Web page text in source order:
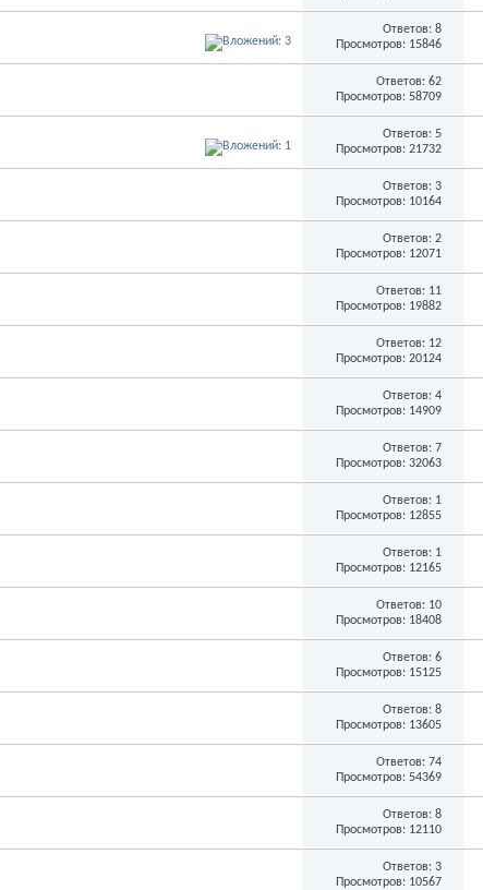
Ответов: 8
Просмотров: 15846
Ответов: 62
Просмотров: 58709
Ответов: 5
Просмотров: 21732
Ответов: 3
Просмотров: 10164
Ответов: 2
Просмотров: 12071
Ответов: 11
Просмотров: 19882
Ответов: 12
Просмотров: 20124
Ответов: 4
Просмотров: 14909
Ответов: 7
Просмотров: 32063
Ответов: 1
Просмотров: 12855
Ответов: 1
Просмотров: 12165
Ответов: 10
Просмотров: 18408
Ответов: 6
Просмотров: 15125
Ответов: 8
Просмотров: 13605
Ответов: 74
Просмотров: 54369
Ответов: 8
Просмотров: 12110
Ответов: 3
Просмотров: 10567